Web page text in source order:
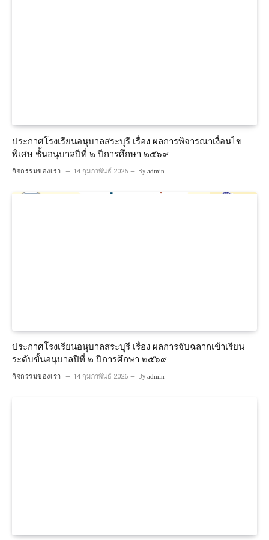
ประกาศโรงเรียนอนุบาลสระบุรี เรื่อง ผลการพิจารณาเงื่อนไข
พิเศษ ชั้นอนุบาลปีที่ ๒ ปีการศึกษา ๒๕๖๙
กิจกรรมของเรา 14 กุมภาพันธ์ 2026 By admin
ประกาศโรงเรียนอนุบาลสระบุรี เรื่อง ผลการจับฉลากเข้าเรียน
ระดับขั้นอนุบาลปีที่ ๒ ปีการศึกษา ๒๕๖๙
กิจกรรมของเรา 14 กุมภาพันธ์ 2026 By admin